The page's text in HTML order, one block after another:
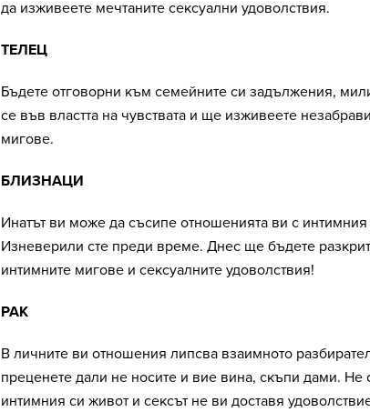
да изживеете мечтаните сексуални удоволствия.
ТЕЛЕЦ
Бъдете отговорни към семейните си задължения,
се във властта на чувствата и ще изживеете
мигове.
БЛИЗНАЦИ
Инатът ви може да съсипе отношенията ви с интимния
Изневерили сте преди време. Днес ще бъдете
интимните мигове и сексуалните удоволствия!
РАК
В личните ви отношения липсва взаимното
преценете дали не носите и вие вина, скъпи дами. Не
интимния си живот и сексът не ви доставя